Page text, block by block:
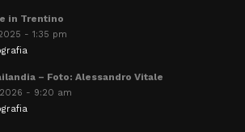
in Trentino
- 1:35 pm
– Foto: Alessandro Vitale
- 9:20 am